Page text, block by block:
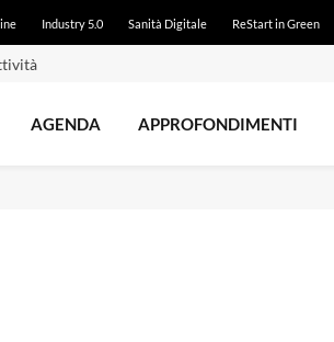
Industry 5.0 Sanità Digitale ReStart in Green
AGENDA APPROFONDIMENTI